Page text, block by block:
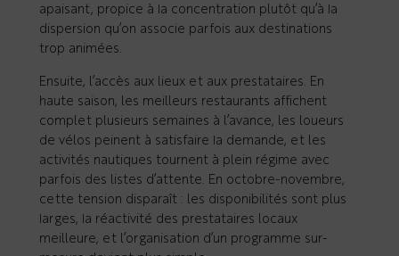
apaisant, propice à la concentration plutôt qu’à la
dispersion qu’on associe parfois aux destinations
trop animées.
Ensuite, l’accès aux lieux et aux prestataires. En
haute saison, les meilleurs restaurants affichent
complet plusieurs semaines à l’avance, les loueurs
de vélos peinent à satisfaire la demande, et les
activités nautiques tournent à plein régime avec
parfois des listes d’attente. En octobre-novembre,
cette tension disparaît : les disponibilités sont plus
larges, la réactivité des prestataires locaux
meilleure, et l’organisation d’un programme sur-